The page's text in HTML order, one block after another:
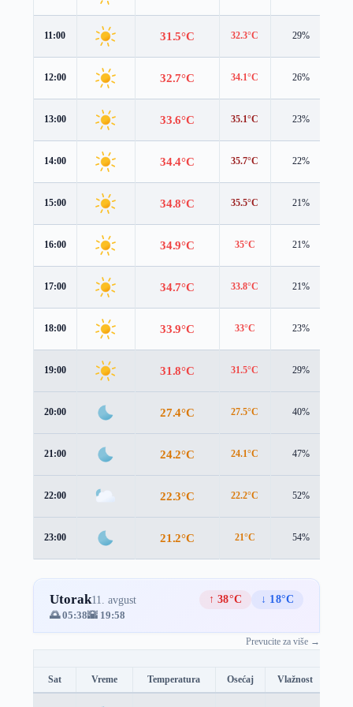
11:00 31.5°C 32.3°C 29%
12:00 32.7°C 34.1°C 26%
13:00 33.6°C 35.1°C 23%
14:00 34.4°C 35.7°C 22%
15:00 34.8°C 35.5°C 21%
16:00 34.9°C 35°C 21%
17:00 34.7°C 33.8°C 21%
18:00 33.9°C 33°C 23%
19:00 31.8°C 31.5°C 29%
20:00 27.4°C 27.5°C 40%
21:00 24.2°C 24.1°C 47%
22:00 22.3°C 22.2°C 52%
23:00 21.2°C 21°C 54%
Utorak11. avgust ↑ 38°C
↓ 18°C
🌅 05:38🌇 19:58
Prevucite za više →
Sat Vreme Temperatura Osećaj Vlažnost